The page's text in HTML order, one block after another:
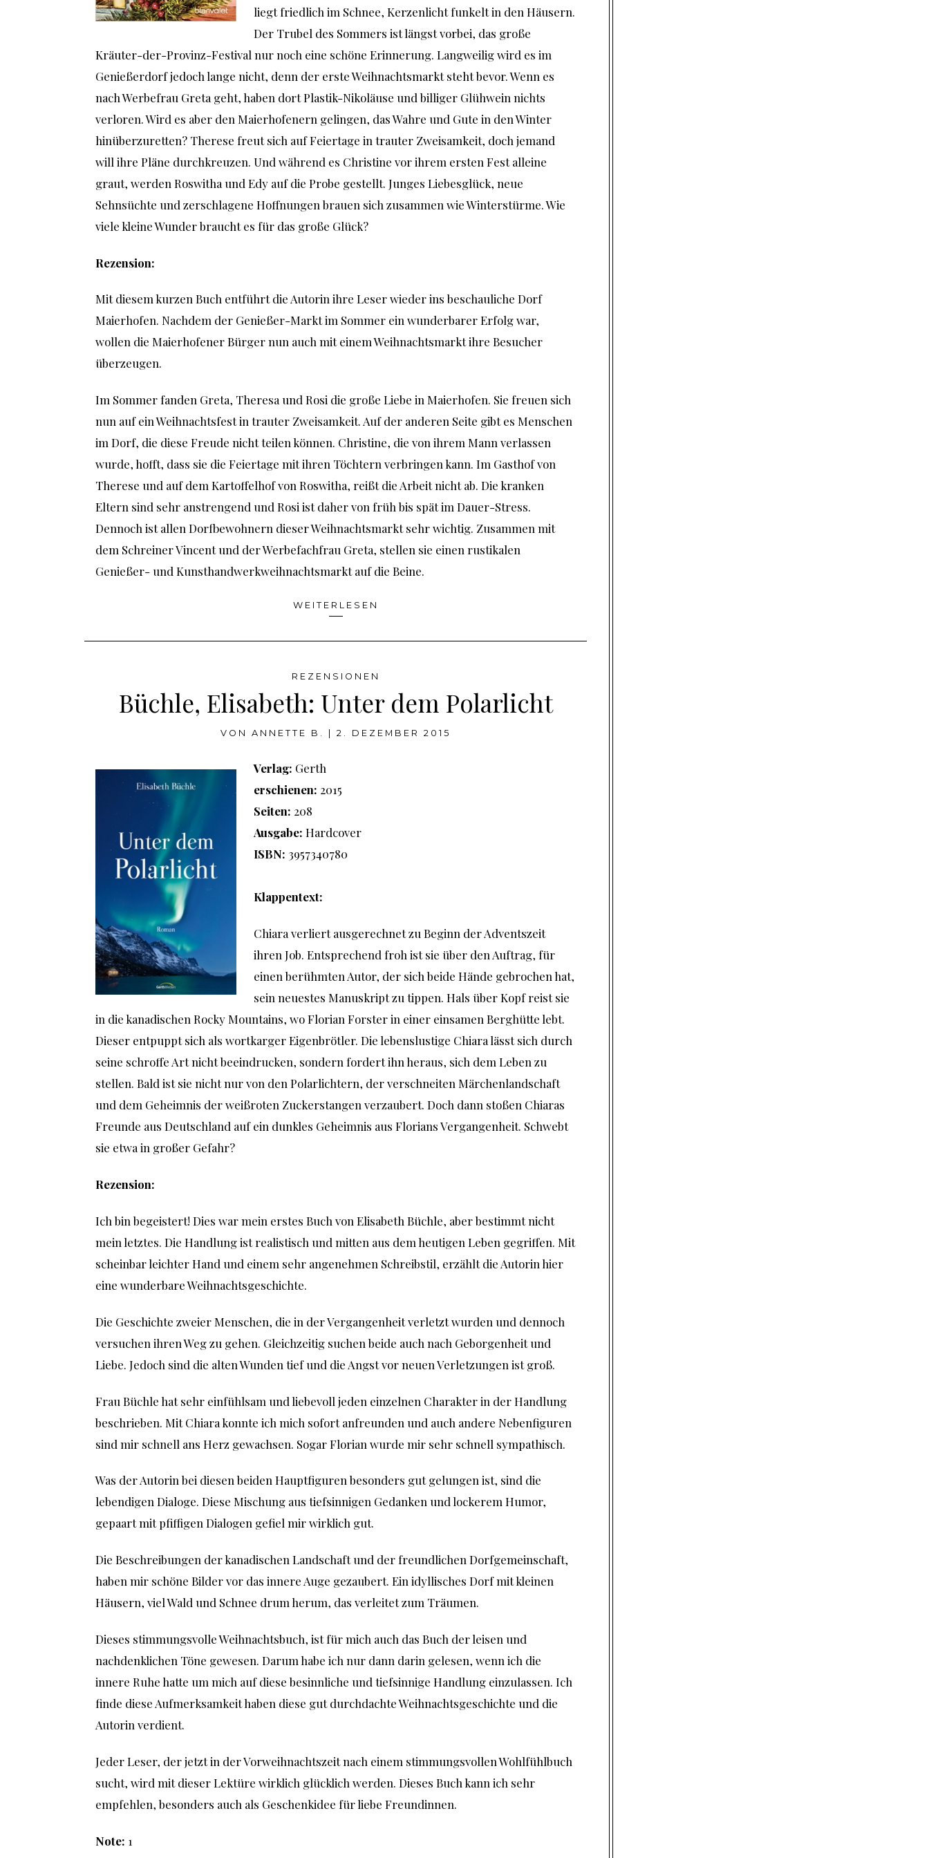
liegt friedlich im Schnee, Kerzenlicht funkelt in den Häusern.
Der Trubel des Sommers ist längst vorbei, das große
Kräuter-der-Provinz-Festival nur noch eine schöne Erinnerung. Langweilig wird es im
Genießerdorf jedoch lange nicht, denn der erste Weihnachtsmarkt steht bevor. Wenn es
nach Werbefrau Greta geht, haben dort Plastik-Nikoläuse und billiger Glühwein nichts
verloren. Wird es aber den Maierhofenern gelingen, das Wahre und Gute in den Winter
hinüberzuretten? Therese freut sich auf Feiertage in trauter Zweisamkeit, doch jemand
will ihre Pläne durchkreuzen. Und während es Christine vor ihrem ersten Fest alleine
graut, werden Roswitha und Edy auf die Probe gestellt. Junges Liebesglück, neue
Sehnsüchte und zerschlagene Hoffnungen brauen sich zusammen wie Winterstürme. Wie
viele kleine Wunder braucht es für das große Glück?
Rezension:
Mit diesem kurzen Buch entführt die Autorin ihre Leser wieder ins beschauliche Dorf
Maierhofen. Nachdem der Genießer-Markt im Sommer ein wunderbarer Erfolg war,
wollen die Maierhofener Bürger nun auch mit einem Weihnachtsmarkt ihre Besucher
überzeugen.
Im Sommer fanden Greta, Theresa und Rosi die große Liebe in Maierhofen. Sie freuen sich
nun auf ein Weihnachtsfest in trauter Zweisamkeit. Auf der anderen Seite gibt es Menschen
im Dorf, die diese Freude nicht teilen können. Christine, die von ihrem Mann verlassen
wurde, hofft, dass sie die Feiertage mit ihren Töchtern verbringen kann. Im Gasthof von
Therese und auf dem Kartoffelhof von Roswitha, reißt die Arbeit nicht ab. Die kranken
Eltern sind sehr anstrengend und Rosi ist daher von früh bis spät im Dauer-Stress.
Dennoch ist allen Dorfbewohnern dieser Weihnachtsmarkt sehr wichtig. Zusammen mit
dem Schreiner Vincent und der Werbefachfrau Greta, stellen sie einen rustikalen
Genießer- und Kunsthandwerkweihnachtsmarkt auf die Beine.
WEITERLESEN
REZENSIONEN
Büchle, Elisabeth: Unter dem Polarlicht
VON ANNETTE B. 2. DEZEMBER 2015
Verlag: Gerth
erschienen: 2015
Seiten: 208
Ausgabe:Hardcover
ISBN: 3957340780
Klappentext:
Chiara verliert ausgerechnet zu Beginn der Adventszeit
ihren Job. Entsprechend froh ist sie über den Auftrag, für
einen berühmten Autor, der sich beide Hände gebrochen hat,
sein neuestes Manuskript zu tippen. Hals über Kopf reist sie
in die kanadischen Rocky Mountains, wo Florian Forster in einer einsamen Berghütte lebt.
Dieser entpuppt sich als wortkarger Eigenbrötler. Die lebenslustige Chiara lässt sich durch
seine schroffe Art nicht beeindrucken, sondern fordert ihn heraus, sich dem Leben zu
stellen. Bald ist sie nicht nur von den Polarlichtern, der verschneiten Märchenlandschaft
und dem Geheimnis der weißroten Zuckerstangen verzaubert. Doch dann stoßen Chiaras
Freunde aus Deutschland auf ein dunkles Geheimnis aus Florians Vergangenheit. Schwebt
sie etwa in großer Gefahr?
Rezension:
Ich bin begeistert! Dies war mein erstes Buch von Elisabeth Büchle, aber bestimmt nicht
mein letztes. Die Handlung ist realistisch und mitten aus dem heutigen Leben gegriffen. Mit
scheinbar leichter Hand und einem sehr angenehmen Schreibstil, erzählt die Autorin hier
eine wunderbare Weihnachtsgeschichte.
Die Geschichte zweier Menschen, die in der Vergangenheit verletzt wurden und dennoch
versuchen ihren Weg zu gehen. Gleichzeitig suchen beide auch nach Geborgenheit und
Liebe. Jedoch sind die alten Wunden tief und die Angst vor neuen Verletzungen ist groß.
Frau Büchle hat sehr einfühlsam und liebevoll jeden einzelnen Charakter in der Handlung
beschrieben. Mit Chiara konnte ich mich sofort anfreunden und auch andere Nebenfiguren
sind mir schnell ans Herz gewachsen. Sogar Florian wurde mir sehr schnell sympathisch.
Was der Autorin bei diesen beiden Hauptfiguren besonders gut gelungen ist, sind die
lebendigen Dialoge. Diese Mischung aus tiefsinnigen Gedanken und lockerem Humor,
gepaart mit pfiffigen Dialogen gefiel mir wirklich gut.
Die Beschreibungen der kanadischen Landschaft und der freundlichen Dorfgemeinschaft,
haben mir schöne Bilder vor das innere Auge gezaubert. Ein idyllisches Dorf mit kleinen
Häusern, viel Wald und Schnee drum herum, das verleitet zum Träumen.
Dieses stimmungsvolle Weihnachtsbuch, ist für mich auch das Buch der leisen und
nachdenklichen Töne gewesen. Darum habe ich nur dann darin gelesen, wenn ich die
innere Ruhe hatte um mich auf diese besinnliche und tiefsinnige Handlung einzulassen. Ich
finde diese Aufmerksamkeit haben diese gut durchdachte Weihnachtsgeschichte und die
Autorin verdient.
Jeder Leser, der jetzt in der Vorweihnachtszeit nach einem stimmungsvollen Wohlfühlbuch
sucht, wird mit dieser Lektüre wirklich glücklich werden. Dieses Buch kann ich sehr
empfehlen, besonders auch als Geschenkidee für liebe Freundinnen.
Note: 1